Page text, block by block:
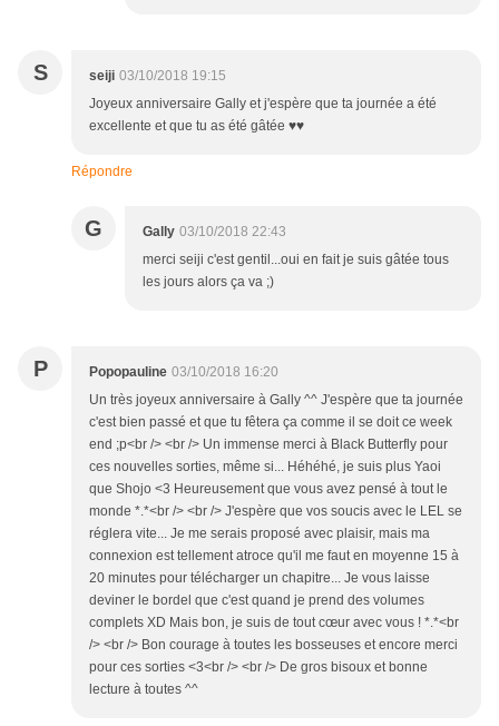
S seiji 03/10/2018 19:15
Joyeux anniversaire Gally et j'espère que ta journée a été
excellente et que tu as été gâtée ♥♥
Répondre
G Gally 03/10/2018 22:43
merci seiji c'est gentil...oui en fait je suis gâtée tous
les jours alors ça va ;)
P Popopauline 03/10/2018 16:20
Un très joyeux anniversaire à Gally ^^ J'espère que ta journée
c'est bien passé et que tu fêtera ça comme il se doit ce week
end ;p<br /> <br /> Un immense merci à Black Butterfly pour
ces nouvelles sorties, même si... Héhéhé, je suis plus Yaoi
que Shojo <3 Heureusement que vous avez pensé à tout le
monde *.*<br /> <br /> J'espère que vos soucis avec le LEL se
réglera vite... Je me serais proposé avec plaisir, mais ma
connexion est tellement atroce qu'il me faut en moyenne 15 à
20 minutes pour télécharger un chapitre... Je vous laisse
deviner le bordel que c'est quand je prend des volumes
complets XD Mais bon, je suis de tout cœur avec vous ! *.*<br
/> <br /> Bon courage à toutes les bosseuses et encore merci
pour ces sorties <3<br /> <br /> De gros bisoux et bonne
lecture à toutes ^^